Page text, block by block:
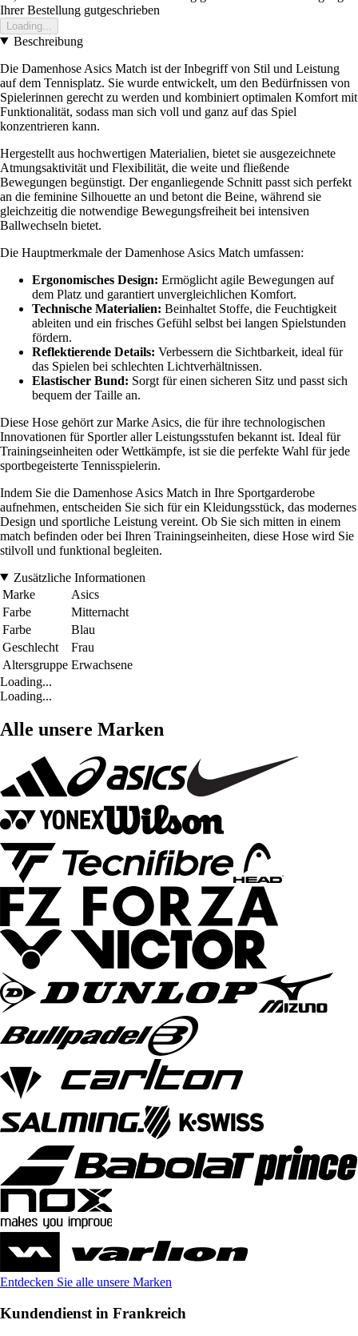
Ihrer Bestellung gutgeschrieben
Loading...
Beschreibung
Die Damenhose Asics Match ist der Inbegriff von Stil und Leistung
auf dem Tennisplatz. Sie wurde entwickelt, um den Bedürfnissen von
Spielerinnen gerecht zu werden und kombiniert optimalen Komfort mit
Funktionalität, sodass man sich voll und ganz auf das Spiel
konzentrieren kann.
Hergestellt aus hochwertigen Materialien, bietet sie ausgezeichnete
Atmungsaktivität und Flexibilität, die weite und fließende
Bewegungen begünstigt. Der enganliegende Schnitt passt sich perfekt
an die feminine Silhouette an und betont die Beine, während sie
gleichzeitig die notwendige Bewegungsfreiheit bei intensiven
Ballwechseln bietet.
Die Hauptmerkmale der Damenhose Asics Match umfassen:
Ergonomisches Design: Ermöglicht agile Bewegungen auf
dem Platz und garantiert unvergleichlichen Komfort.
Technische Materialien: Beinhaltet Stoffe, die Feuchtigkeit
ableiten und ein frisches Gefühl selbst bei langen Spielstunden
fördern.
Reflektierende Details: Verbessern die Sichtbarkeit, ideal für
das Spielen bei schlechten Lichtverhältnissen.
Elastischer Bund: Sorgt für einen sicheren Sitz und passt sich
bequem der Taille an.
Diese Hose gehört zur Marke Asics, die für ihre technologischen
Innovationen für Sportler aller Leistungsstufen bekannt ist. Ideal für
Trainingseinheiten oder Wettkämpfe, ist sie die perfekte Wahl für jede
sportbegeisterte Tennisspielerin.
Indem Sie die Damenhose Asics Match in Ihre Sportgarderobe
aufnehmen, entscheiden Sie sich für ein Kleidungsstück, das modernes
Design und sportliche Leistung vereint. Ob Sie sich mitten in einem
match befinden oder bei Ihren Trainingseinheiten, diese Hose wird Sie
stilvoll und funktional begleiten.
Zusätzliche Informationen
Marke
Asics
Farbe
Mitternacht
Farbe
Blau
Geschlecht
Frau
Altersgruppe Erwachsene
Loading...
Loading...
Alle unsere Marken
Entdecken Sie alle unsere Marken
Kundendienst in Frankreich